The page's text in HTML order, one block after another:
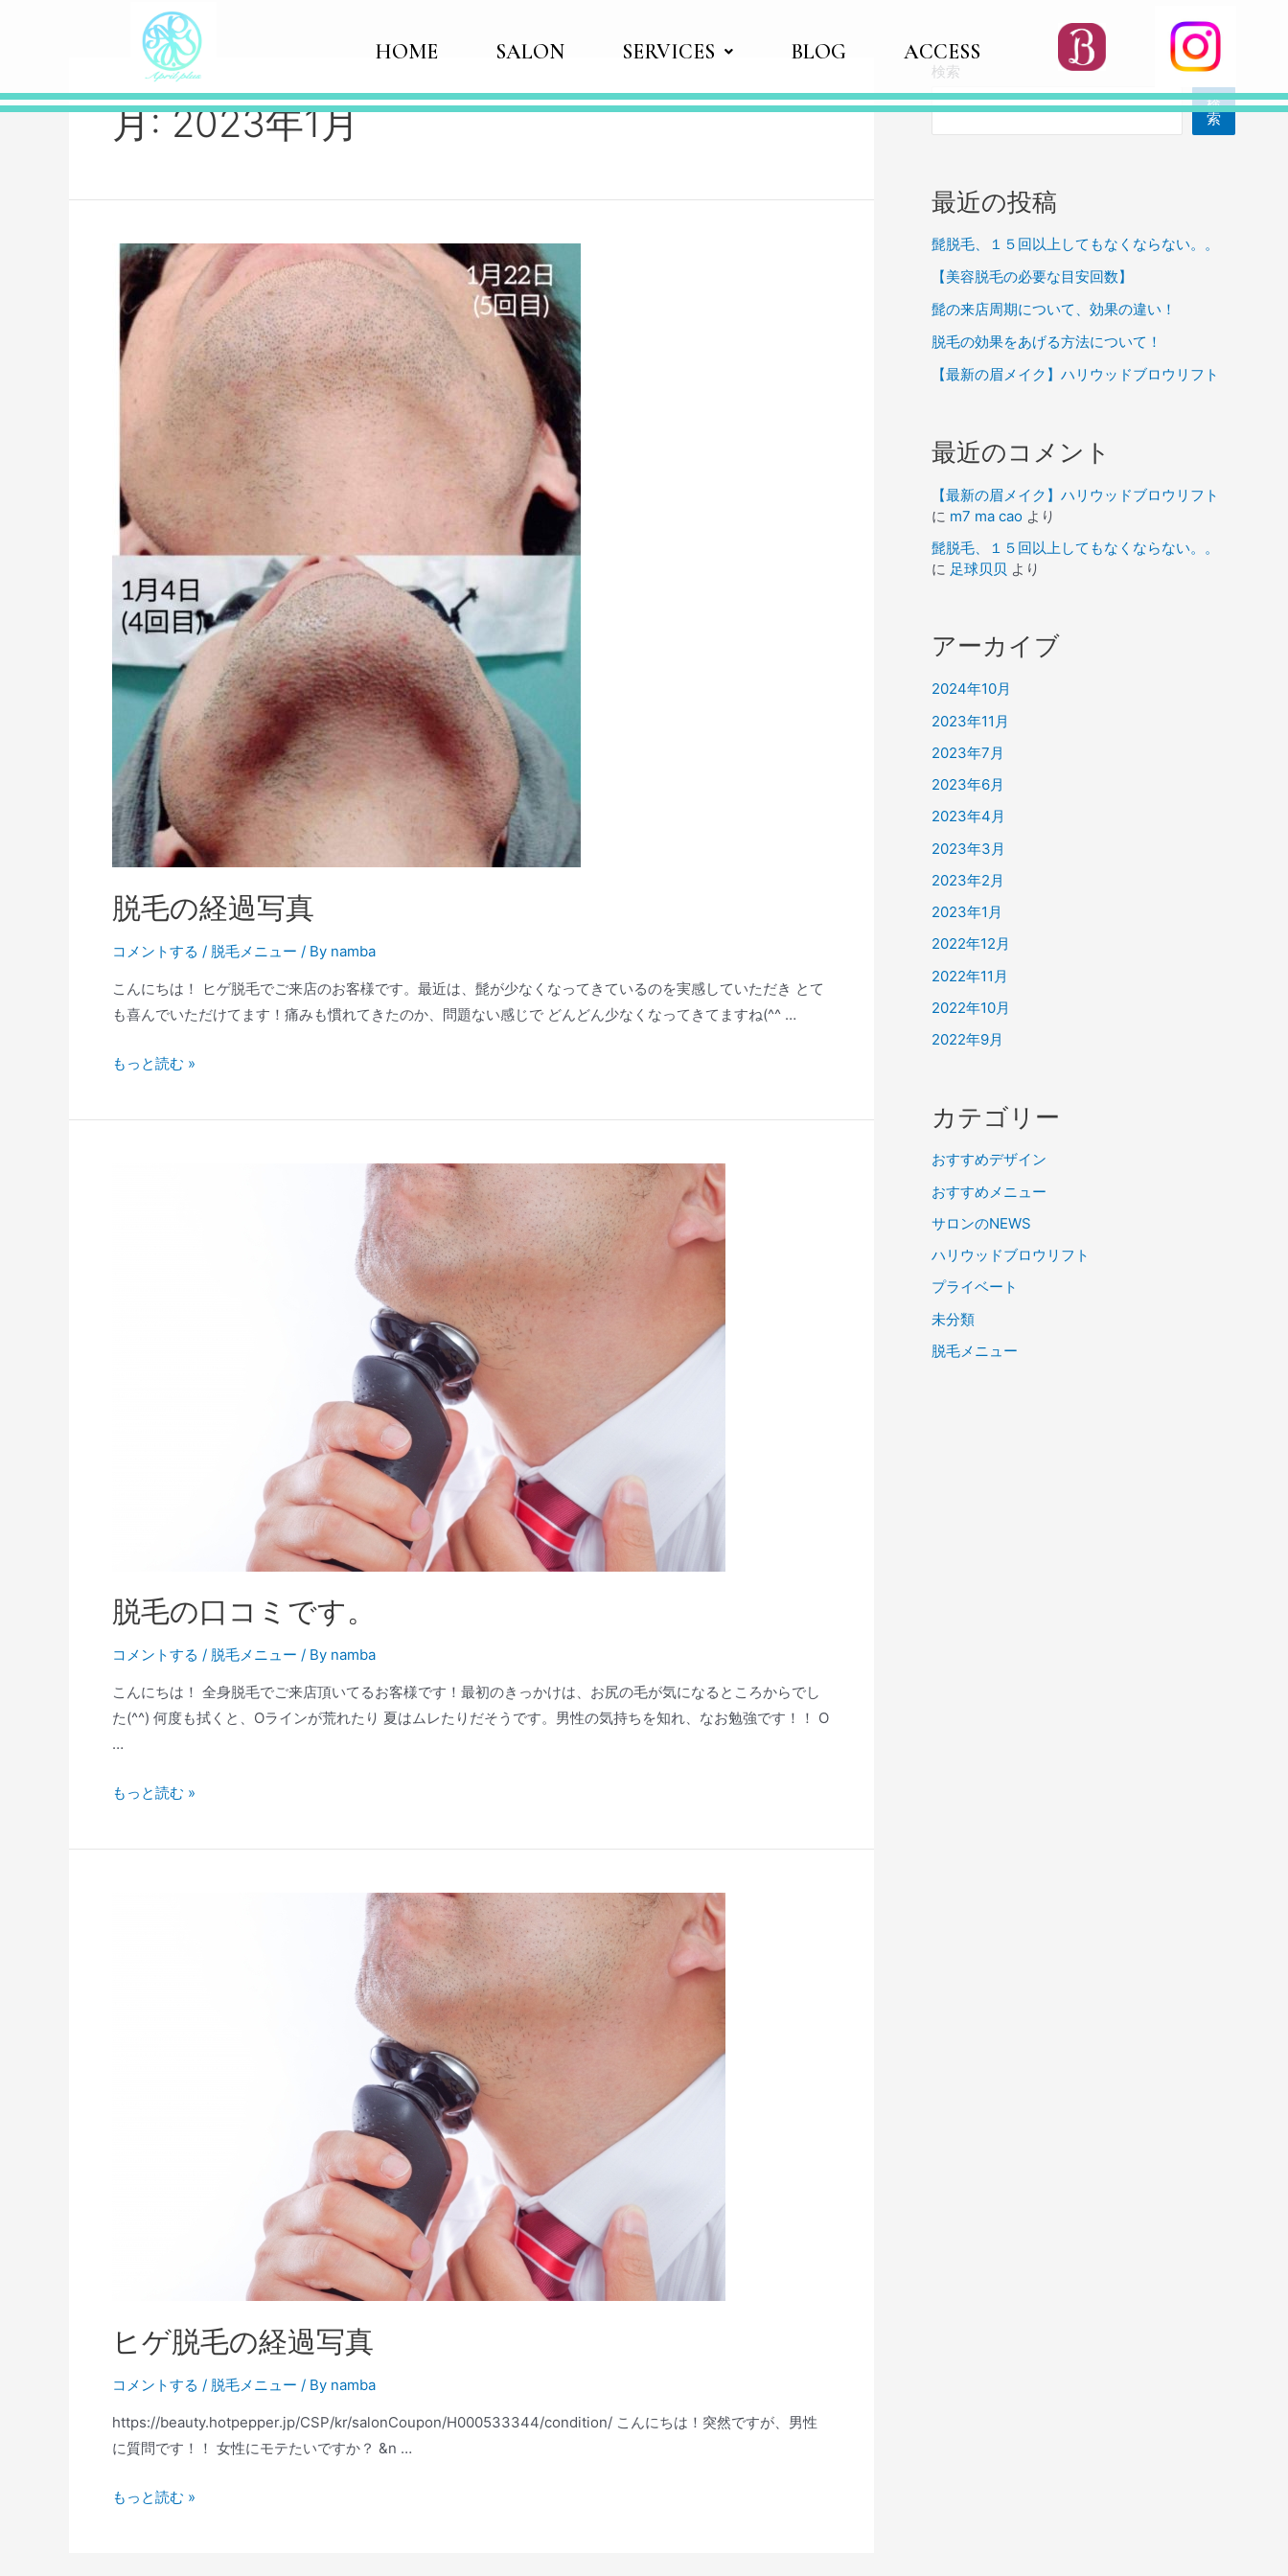
HOME SALON SERVICES BLOG ACCESS
月:2023年1月
脱毛の経過写真
コメントする / 脱毛メニュー / By namba
こんにちは！ ヒゲ脱毛でご来店のお客様です。最近は、髭が少なくなってきているのを実感していただき とて
も喜んでいただけてます！痛みも慣れてきたのか、問題ない感じで どんどん少なくなってきてますね(^^ …
もっと読む »
脱毛の口コミです。
コメントする / 脱毛メニュー / By namba
こんにちは！ 全身脱毛でご来店頂いてるお客様です！最初のきっかけは、お尻の毛が気になるところからでし
た(^^) 何度も拭くと、Oラインが荒れたり 夏はムレたりだそうです。男性の気持ちを知れ、なお勉強です！！ O
…
もっと読む »
ヒゲ脱毛の経過写真
コメントする / 脱毛メニュー / By namba
https://beauty.hotpepper.jp/CSP/kr/salonCoupon/H000533344/condition/ こんにちは！突然ですが、男性
に質問です！！ 女性にモテたいですか？ &n …
もっと読む »
検索
検
索
最近の投稿
髭脱毛、１５回以上してもなくならない。。
【美容脱毛の必要な目安回数】
髭の来店周期について、効果の違い！
脱毛の効果をあげる方法について！
【最新の眉メイク】ハリウッドブロウリフト
最近のコメント
【最新の眉メイク】ハリウッドブロウリフト
に m7 ma cao より
髭脱毛、１５回以上してもなくならない。。
に 足球贝贝 より
アーカイブ
2024年10月
2023年11月
2023年7月
2023年6月
2023年4月
2023年3月
2023年2月
2023年1月
2022年12月
2022年11月
2022年10月
2022年9月
カテゴリー
おすすめデザイン
おすすめメニュー
サロンのNEWS
ハリウッドブロウリフト
プライベート
未分類
脱毛メニュー